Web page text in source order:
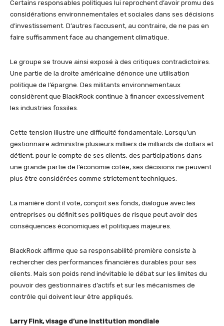
Certains responsables politiques lui reprochent d’avoir promu des
considérations environnementales et sociales dans ses décisions
d’investissement. D’autres l’accusent, au contraire, de ne pas en
faire suffisamment face au changement climatique.
Le groupe se trouve ainsi exposé à des critiques contradictoires.
Une partie de la droite américaine dénonce une utilisation
politique de l’épargne. Des militants environnementaux
considèrent que BlackRock continue à financer excessivement
les industries fossiles.
Cette tension illustre une difficulté fondamentale. Lorsqu’un
gestionnaire administre plusieurs milliers de milliards de dollars et
détient, pour le compte de ses clients, des participations dans
une grande partie de l’économie cotée, ses décisions ne peuvent
plus être considérées comme strictement techniques.
La manière dont il vote, conçoit ses fonds, dialogue avec les
entreprises ou définit ses politiques de risque peut avoir des
conséquences économiques et politiques majeures.
BlackRock affirme que sa responsabilité première consiste à
rechercher des performances financières durables pour ses
clients. Mais son poids rend inévitable le débat sur les limites du
pouvoir des gestionnaires d’actifs et sur les mécanismes de
contrôle qui doivent leur être appliqués.
Larry Fink, visage d’une institution mondiale